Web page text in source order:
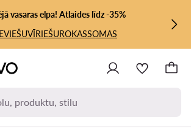
SATURU
vasaras elpa! Atlaides līdz -35%
VĪRIEŠUROKASSOMAS
produktu, stilu